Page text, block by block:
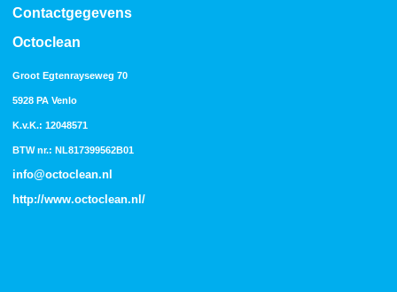
Contactgegevens
Octoclean
Groot Egtenrayseweg 70
5928 PA Venlo
K.v.K.: 12048571
BTW nr.: NL817399562B01
info@octoclean.nl
http://www.octoclean.nl /